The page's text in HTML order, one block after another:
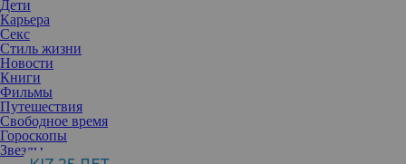
Дети
Карьера
Секс
Стиль жизни
Новости
Книги
Фильмы
Путешествия
Свободное время
Гороскопы
Звезды
Boutique de parfums – это абсолютно новый и нетипичный